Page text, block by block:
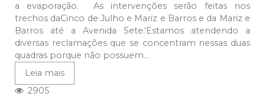
a evaporação. As intervenções serão feitas nos
trechos daCinco de Julho e Mariz e Barros e da Mariz e
Barros até a Avenida Sete.'Estamos atendendo a
diversas reclamações que se concentram nessas duas
quadras porque não possuem...
Leia mais
2905